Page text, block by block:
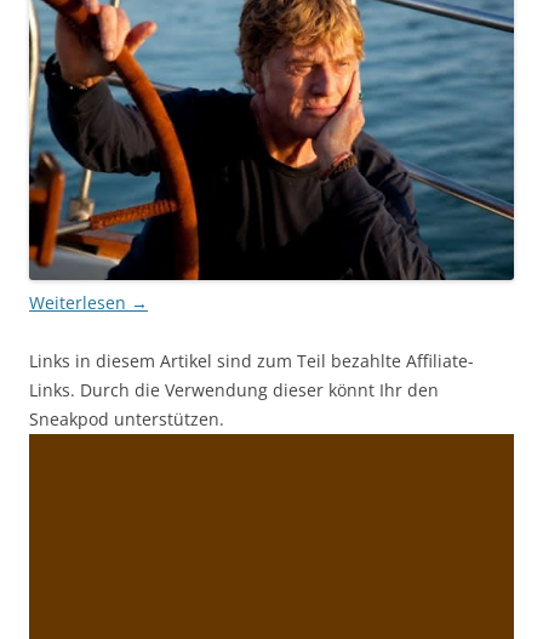
Weiterlesen →
Links in diesem Artikel sind zum Teil bezahlte Affiliate-
Links. Durch die Verwendung dieser könnt Ihr den
Sneakpod unterstützen.